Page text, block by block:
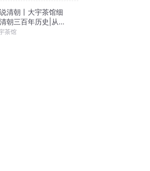
清朝丨大宇茶馆细
朝三百年历史|从努
赤到末代皇帝溥仪|
茶馆